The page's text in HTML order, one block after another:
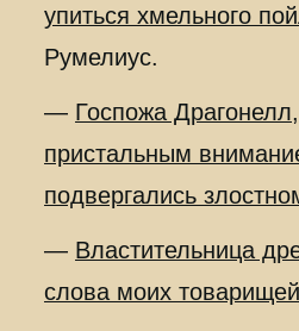
упиться хмельного
Румелиус.
— Госпожа
пристальным
подвергались
— Властительница
слова моих